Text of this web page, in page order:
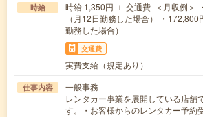
時給
時給 1,350円 ＋ 交通費 ＜月収例＞
（月12日勤務した場合） ・
勤務した場合）
交通費
実費支給（規定あり）
仕事内容
一般事務
レンタカー事業を展開している店舗
す。・お客様からのレンタカー予約